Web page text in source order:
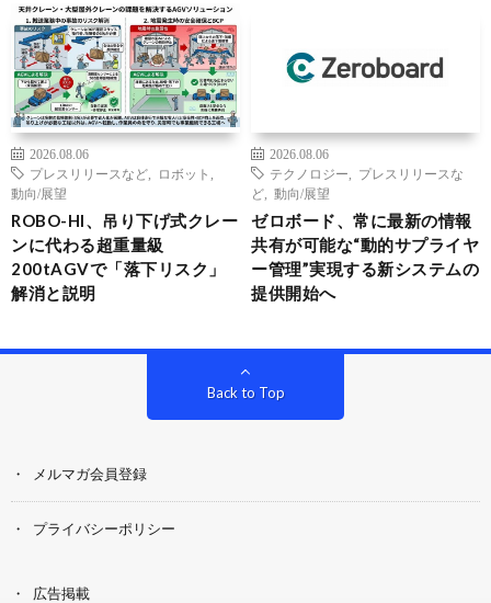
2026.08.06
プレスリリースなど
ロボット
動向/展望
ROBO-HI、吊り下げ式クレー
ンに代わる超重量級
200tAGVで「落下リスク」
解消と説明
2026.08.06
テクノロジー
プレスリリースな
ど
動向/展望
ゼロボード、常に最新の情報
共有が可能な“動的サプライヤ
ー管理”実現する新システムの
提供開始へ
Back to Top
メルマガ会員登録
プライバシーポリシー
広告掲載